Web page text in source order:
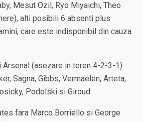
Mesut Ozil, Ryo Miyaichi, Theo
alti posibili 6 absenti plus
care este indisponibil din cauza
Arsenal (asezare in teren 4-2-3-1):
Sagna, Gibbs, Vermaelen, Arteta,
Podolski si Giroud.
fara Marco Borriello si George